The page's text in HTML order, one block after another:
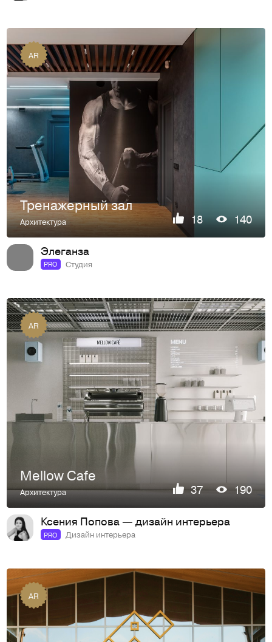
AR
Тренажерный зал
Архитектура 18 140
Элеганза
PRO Студия
AR
Mellow Cafe
Архитектура 37 190
Ксения Попова — дизайн интерьера
PRO Дизайн интерьера
AR